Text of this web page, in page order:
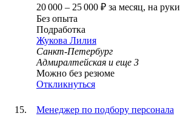
20 000 – 25 000 ₽ за месяц, на руки
Без опыта
Подработка
Жукова Лилия
Санкт-Петербург
Адмиралтейская и еще 3
Можно без резюме
Откликнуться
Менеджер по подбору персонала